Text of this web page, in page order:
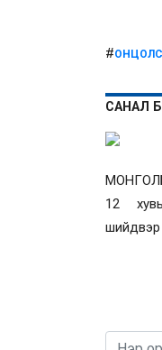
#
САНАЛ
12
шийдвэр